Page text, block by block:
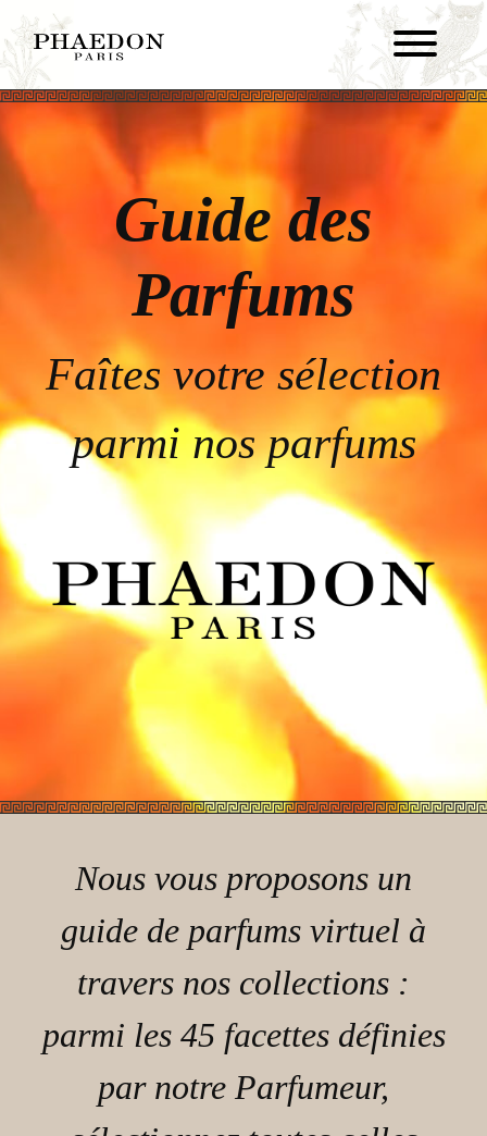
Guide des
Parfums
Faîtes votre sélection
parmi nos parfums
Nous vous proposons un
guide de parfums virtuel à
travers nos collections :
parmi les 45 facettes définies
par notre Parfumeur,